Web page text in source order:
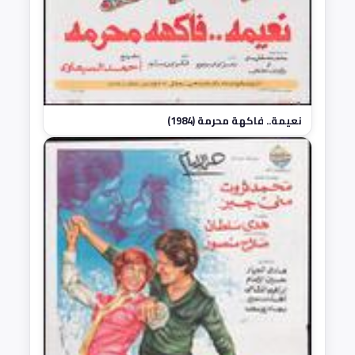
نعيمة.. فاكهة محرمة (1984)